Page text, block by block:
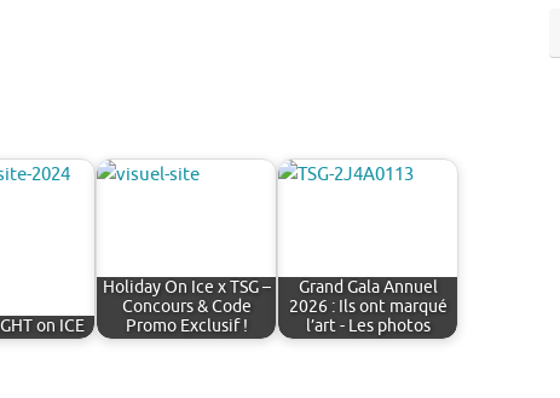
on ICE
Holiday On Ice x TSG –
Concours & Code
Promo Exclusif !
Grand Gala Annuel
2026 : Ils ont marqué
l’art - Les photos